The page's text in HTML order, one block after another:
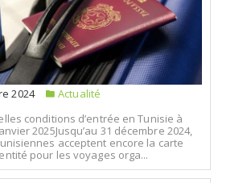
2024
Actualité
conditions d’entrée en Tunisie à
2025Jusqu’au 31 décembre 2024,
acceptent encore la carte
pour les voyages orga...